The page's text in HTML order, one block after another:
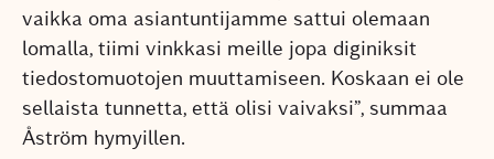
vaikka oma asiantuntijamme sattui olemaan
lomalla, tiimi vinkkasi meille jopa diginiksit
tiedostomuotojen muuttamiseen. Koskaan ei ole
sellaista tunnetta, että olisi vaivaksi”, summaa
Åström hymyillen.